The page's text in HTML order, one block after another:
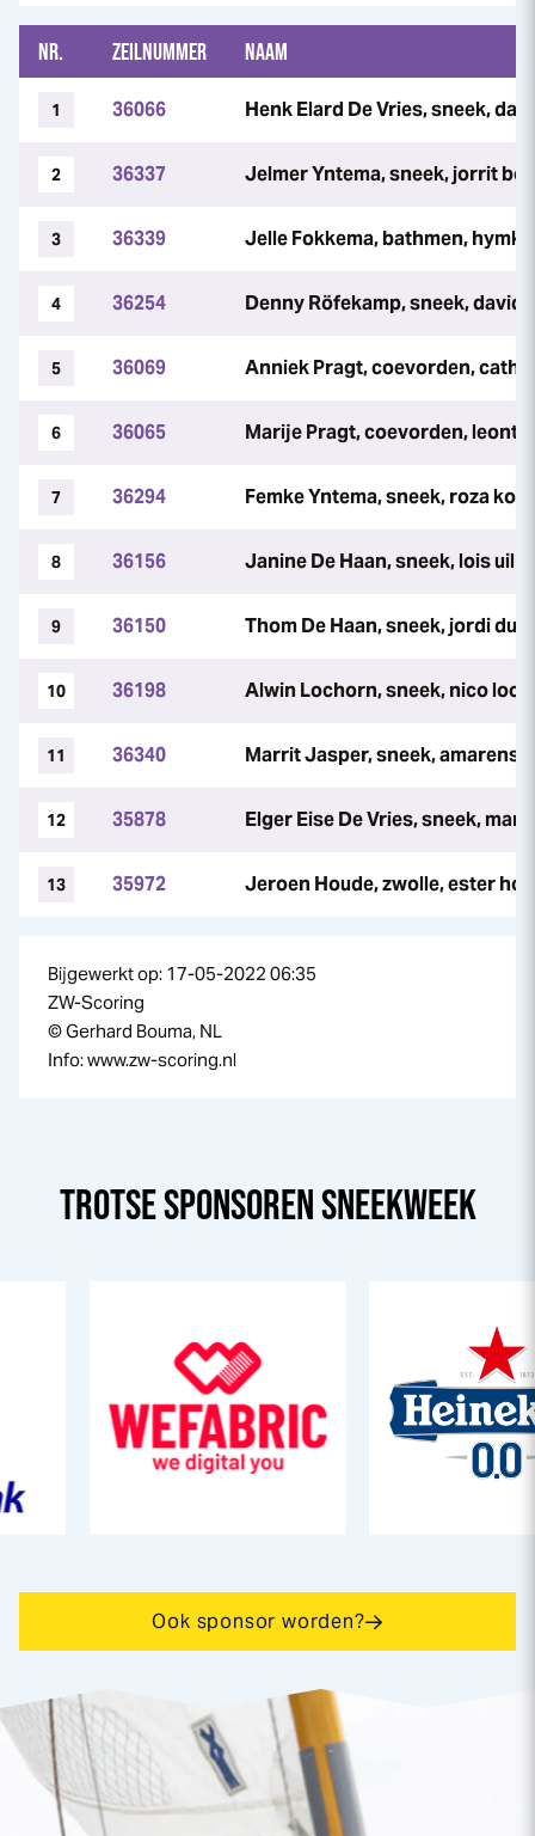
NR. ZEILNUMMER NAAM
1 36066 Henk Elard De Vries, sneek,
2 36337 Jelmer Yntema, sneek, jorrit
3 36339 Jelle Fokkema, bathmen,
4 36254 Denny Röfekamp, sneek, david
5 36069 Anniek Pragt, coevorden,
6 36065 Marije Pragt, coevorden,
7 36294 Femke Yntema, sneek, roza
8 36156 Janine De Haan, sneek, lois uil
9 36150 Thom De Haan, sneek, jordi du
10 36198 Alwin Lochorn, sneek, nico
11 36340 Marrit Jasper, sneek, amarens
12 35878 Elger Eise De Vries, sneek,
13 35972 Jeroen Houde, zwolle, ester
Bijgewerkt op: 17-05-2022 06:35
ZW-Scoring
© Gerhard Bouma, NL
Info: www.zw-scoring.nl
TROTSE SPONSORENSNEEKWEEK
Ook sponsor worden?